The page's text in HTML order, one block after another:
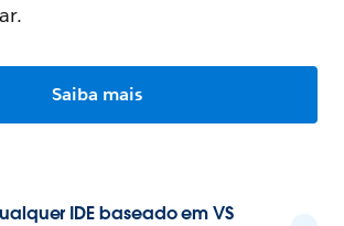
Saiba mais
IDE baseado em VS